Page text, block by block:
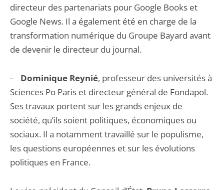
directeur des partenariats pour Google Books et
Google News. Il a également été en charge de la
transformation numérique du Groupe Bayard avant
de devenir le directeur du journal.
- Dominique Reynié, professeur des universités à
Sciences Po Paris et directeur général de Fondapol.
Ses travaux portent sur les grands enjeux de
société, qu’ils soient politiques, économiques ou
sociaux. Il a notamment travaillé sur le populisme,
les questions européennes et sur les évolutions
politiques en France.